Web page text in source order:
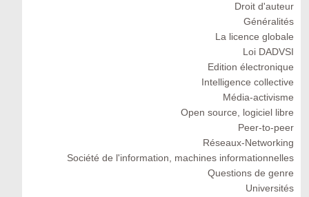
Droit d'auteur
Généralités
La licence globale
Loi DADVSI
Edition électronique
Intelligence collective
Média-activisme
Open source, logiciel libre
Peer-to-peer
Réseaux-Networking
Société de l'information, machines informationnelles
Questions de genre
Universités